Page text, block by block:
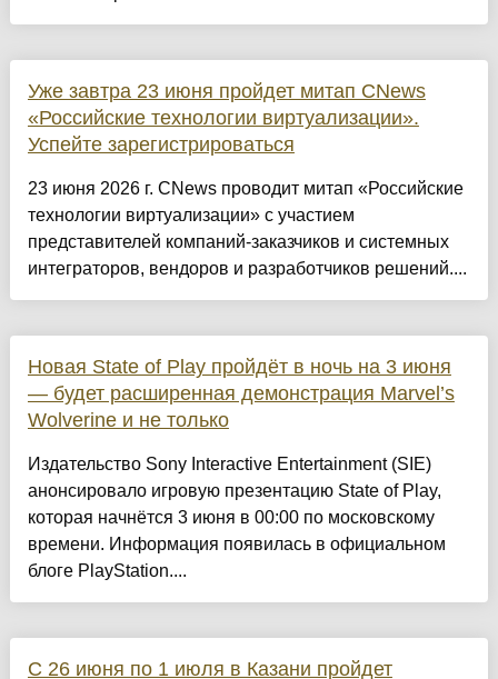
Уже завтра 23 июня пройдет митап CNews
«Российские технологии виртуализации».
Успейте зарегистрироваться
23 июня 2026 г. CNews проводит митап «Российские
технологии виртуализации» с участием
представителей компаний-заказчиков и системных
интеграторов, вендоров и разработчиков решений....
Новая State of Play пройдёт в ночь на 3 июня
— будет расширенная демонстрация Marvel’s
Wolverine и не только
Издательство Sony Interactive Entertainment (SIE)
анонсировало игровую презентацию State of Play,
которая начнётся 3 июня в 00:00 по московскому
времени. Информация появилась в официальном
блоге PlayStation....
С 26 июня по 1 июля в Казани пройдет